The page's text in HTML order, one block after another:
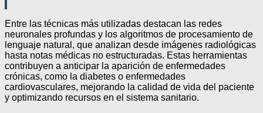
Entre las técnicas más utilizadas destacan las redes
neuronales profundas y los algoritmos de procesamiento de
lenguaje natural, que analizan desde imágenes radiológicas
hasta notas médicas no estructuradas. Estas herramientas
contribuyen a anticipar la aparición de enfermedades
crónicas, como la diabetes o enfermedades
cardiovasculares, mejorando la calidad de vida del paciente
y optimizando recursos en el sistema sanitario.